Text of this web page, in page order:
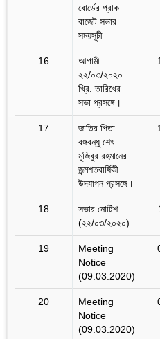
বোর্ডের প্রাক
বাজেট সভার
সময়সূচী
16
আগামী
২২/০৩/২০২০
খ্রি. তারিখের
সভা প্রসঙ্গে।
17
জাতির পিতা
বঙ্গবন্ধু শেখ
মুজিবুর রহমানের
জন্মশতবার্ষিকী
উদযাপন প্রসঙ্গে।
18
সভার নোটিশ
(২২/০৩/২০২০)
19
Meeting
Notice
(09.03.2020)
20
Meeting
Notice
(09.03.2020)